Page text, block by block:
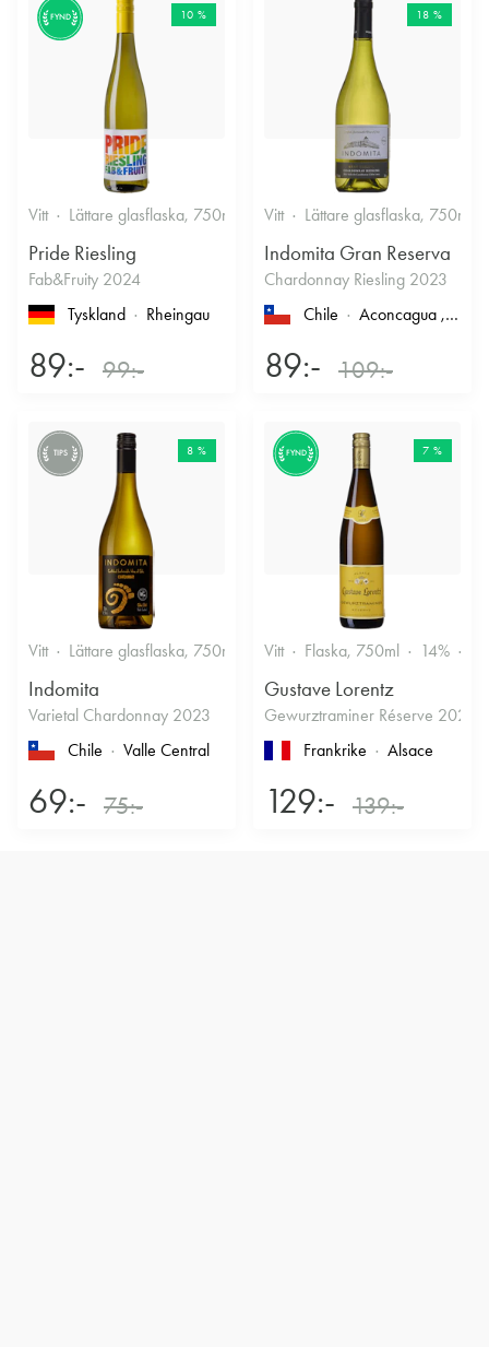
FYND 10 %
Vitt Lättare glasflaska, 750ml 12% Friskt & Fruktigt
Pride Riesling
Fab&Fruity 2024
Tyskland
Rheingau
89:- 99:-
18 %
Vitt Lättare glasflaska, 750ml
Indomita Gran Reserva
Chardonnay Riesling 2023
Chile
Aconcagua , Casablanca
89:- 109:-
TIPS 8 %
Vitt Lättare glasflaska, 750ml 12.5% Friskt & Fruktigt
Indomita
Varietal Chardonnay 2023
Chile
Valle Central
69:- 75:-
FYND 7 %
Vitt Flaska, 750ml 14%
Gustave Lorentz
Gewurztraminer Réserve 2025
Frankrike
Alsace
129:- 139:-